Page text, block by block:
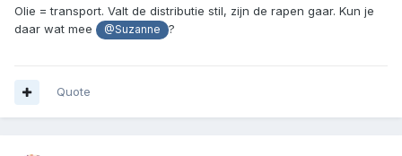
Olie = transport. Valt de distributie stil, zijn de rapen gaar. Kun je
daar wat mee
@Suzanne ?
Quote